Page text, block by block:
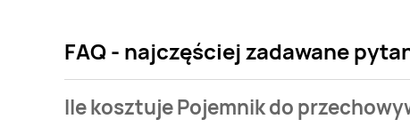
FAQ - najczęściej zadawane
Ile kosztuje Pojemnik do